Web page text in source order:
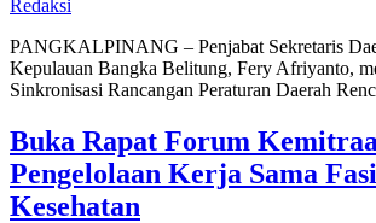
Redaksi
PANGKALPINANG – Penjabat Sekretaris
Kepulauan Bangka Belitung, Fery Afriyanto,
Sinkronisasi Rancangan Peraturan Daerah
Buka Rapat Forum
Pengelolaan Kerja Sama
Kesehatan